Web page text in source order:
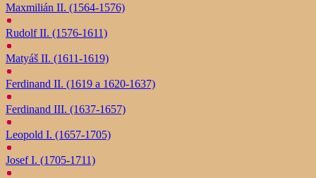
Maxmilián II. (1564-1576)
Rudolf II. (1576-1611)
Matyáš II. (1611-1619)
Ferdinand II. (1619 a 1620-1637)
Ferdinand III. (1637-1657)
Leopold I. (1657-1705)
Josef I. (1705-1711)